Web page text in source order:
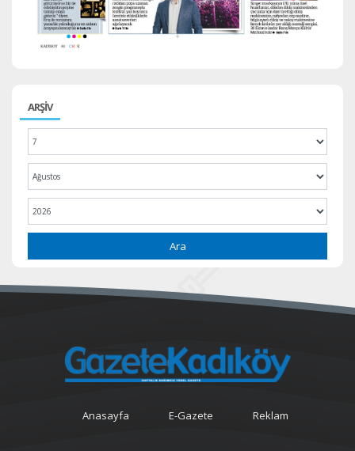
ARŞİV
Ara
Anasayfa E-Gazete Reklam